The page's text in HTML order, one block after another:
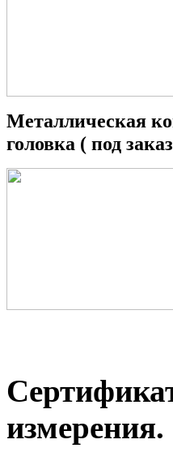
Металлическая
головка ( под
измерения.